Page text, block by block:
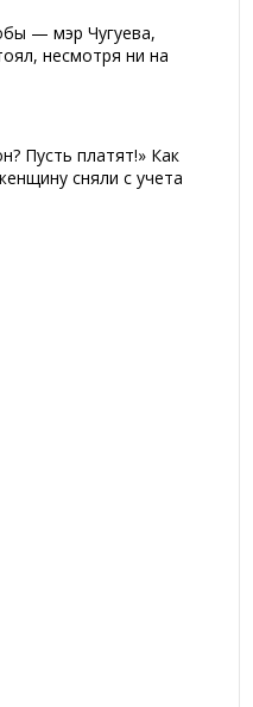
— мэр Чугуева,
несмотря ни на
Пусть платят!» Как
сняли с учета